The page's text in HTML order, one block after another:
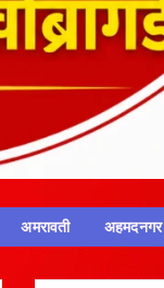
अमरावती अहमदनगर